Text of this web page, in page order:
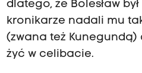
dlatego, że Bolesław
kronikarze nadali mu
(zwana też
żyć w celibacie.